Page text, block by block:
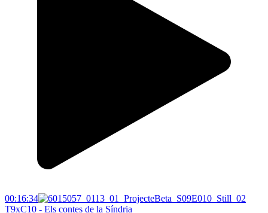
00:16:34
T9xC10 - Els contes de la Síndria